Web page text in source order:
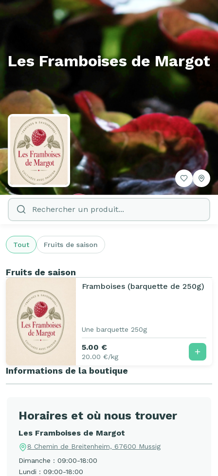
Les Framboises de Margot
Tout Fruits de saison
Fruits de saison
Framboises (barquette de 250g)
Une barquette 250g
5.00 €
20.00 €/kg
Informations de la boutique
Horaires et où nous trouver
Les Framboises de Margot
8 Chemin de Breitenheim, 67600 Mussig
Dimanche : 09:00-18:00
Lundi : 09:00-18:00